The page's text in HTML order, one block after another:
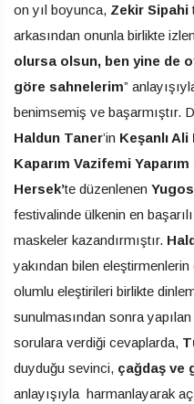
on yıl boyunca, Zekir Sipahi
arkasından onunla birlikte
olursa olsun, ben yine de
göre sahnelerim”
benimsemiş ve başarmıştır.
Haldun Taner’in Keşanlı Ali
Kaparım Vazifemi Yaparım
Hersek’te düzenlenen
festivalinde ülkenin en
maskeler kazandırmıştır.
yakından bilen
olumlu eleştirileri birlikte
sunulmasından sonra
sorulara verdiği cevaplarda,
duyduğu sevinci, çağdaş ve
anlayışıyla harmanlayarak